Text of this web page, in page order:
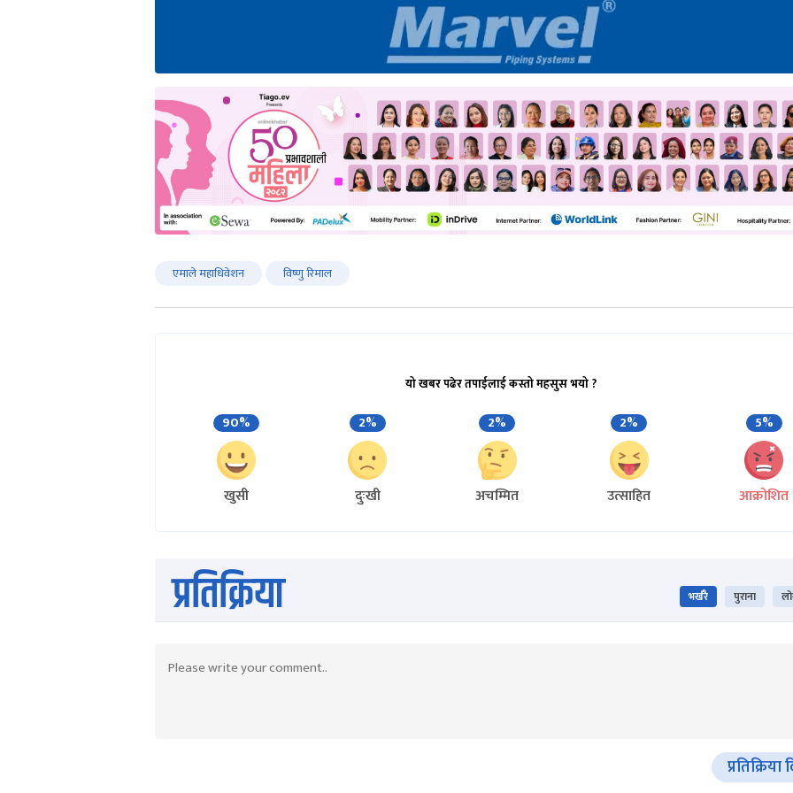
एमाले महाधिवेशन विष्णु रिमाल
यो खबर पढेर तपाईलाई कस्तो महसुस भयो ?
90%
खुसी
2%
दुःखी
2%
अचम्मित
2%
उत्साहित
5%
आक्रोशित
प्रतिक्रिया भर्खरै पुराना